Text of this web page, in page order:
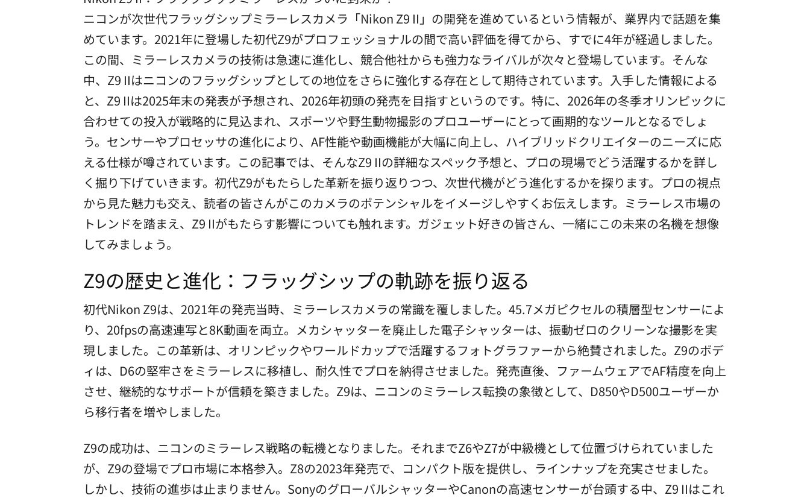
ニコンが次世代フラッグシップミラーレスカメラ「Nikon Z9 II」の開発を進めているという情報が、業界内で話題を集
めています。2021年に登場した初代Z9がプロフェッショナルの間で高い評価を得てから、すでに4年が経過しました。
この間、ミラーレスカメラの技術は急速に進化し、競合他社からも強力なライバルが次々と登場しています。そんな
中、Z9 IIはニコンのフラッグシップとしての地位をさらに強化する存在として期待されています。入手した情報による
と、Z9 IIは2025年末の発表が予想され、2026年初頭の発売を目指すというのです。特に、2026年の冬季オリンピックに
合わせての投入が戦略的に見込まれ、スポーツや野生動物撮影のプロユーザーにとって画期的なツールとなるでしょ
う。センサーやプロセッサの進化により、AF性能や動画機能が大幅に向上し、ハイブリッドクリエイターのニーズに応
える仕様が噂されています。この記事では、そんなZ9 IIの詳細なスペック予想と、プロの現場でどう活躍するかを詳し
く掘り下げていきます。初代Z9がもたらした革新を振り返りつつ、次世代機がどう進化するかを探ります。プロの視点
から見た魅力も交え、読者の皆さんがこのカメラのポテンシャルをイメージしやすくお伝えします。ミラーレス市場の
トレンドを踏まえ、Z9 IIがもたらす影響についても触れます。ガジェット好きの皆さん、一緒にこの未来の名機を想像
してみましょう。
Z9の歴史と進化：フラッグシップの軌跡を振り返る
初代Nikon Z9は、2021年の発売当時、ミラーレスカメラの常識を覆しました。45.7メガピクセルの積層型センサーによ
り、20fpsの高速連写と8K動画を両立。メカシャッターを廃止した電子シャッターは、振動ゼロのクリーンな撮影を実
現しました。この革新は、オリンピックやワールドカップで活躍するフォトグラファーから絶賛されました。Z9のボデ
ィは、D6の堅牢さをミラーレスに移植し、耐久性でプロを納得させました。発売直後、ファームウェアでAF精度を向上
させ、継続的なサポートが信頼を築きました。Z9は、ニコンのミラーレス転換の象徴として、D850やD500ユーザーか
ら移行者を増やしました。
Z9の成功は、ニコンのミラーレス戦略の転機となりました。それまでZ6やZ7が中級機として位置づけられていました
が、Z9の登場でプロ市場に本格参入。Z8の2023年発売で、コンパクト版を提供し、ラインナップを充実させました。
しかし、技術の進歩は止まりません。SonyのグローバルシャッターやCanonの高速センサーが台頭する中、Z9 IIはこれ